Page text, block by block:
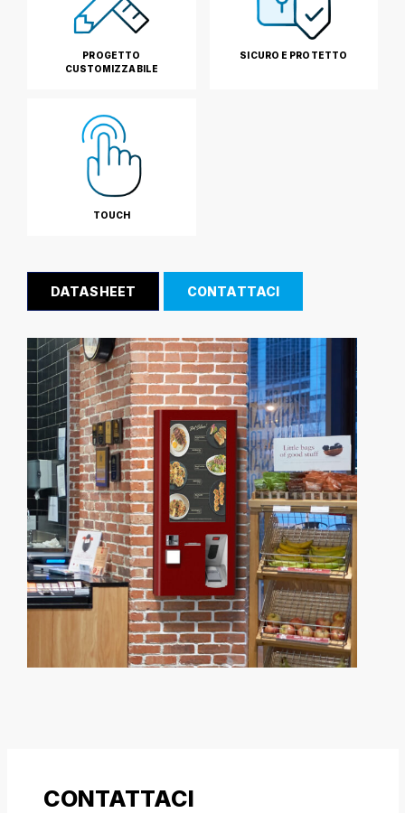
PROGETTO
CUSTOMIZZABILE
SICURO E PROTETTO
TOUCH
DATASHEET CONTATTACI
CONTATTACI